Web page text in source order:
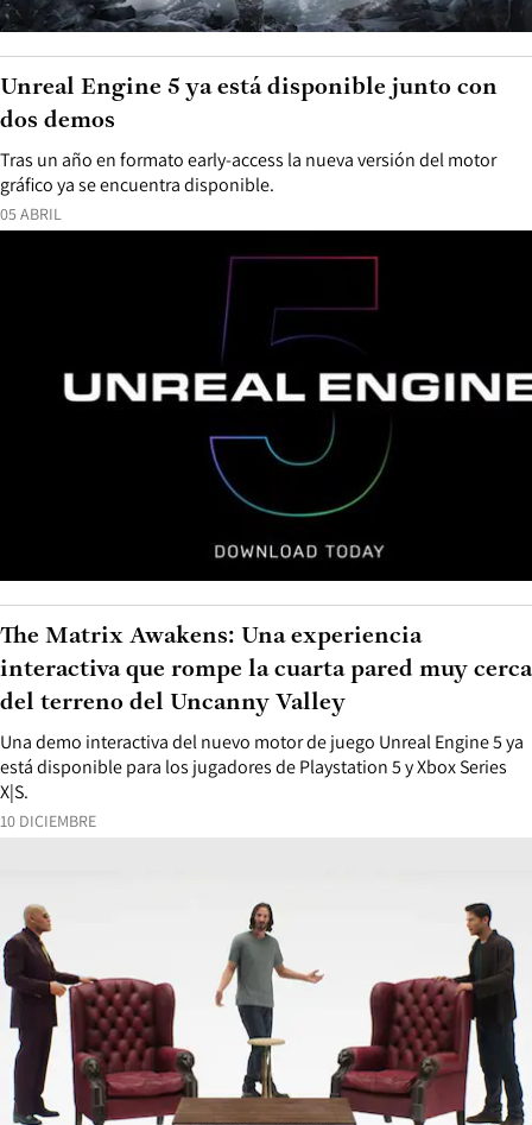
05 ABRIL
Tras un año en formato early-access la nueva versión del motor
gráfico ya se encuentra disponible.
Unreal Engine 5 ya está disponible junto con
dos demos
10 DICIEMBRE
Una demo interactiva del nuevo motor de juego Unreal Engine 5 ya
está disponible para los jugadores de Playstation 5 y Xbox Series
X|S.
The Matrix Awakens: Una experiencia
interactiva que rompe la cuarta pared muy cerca
del terreno del Uncanny Valley